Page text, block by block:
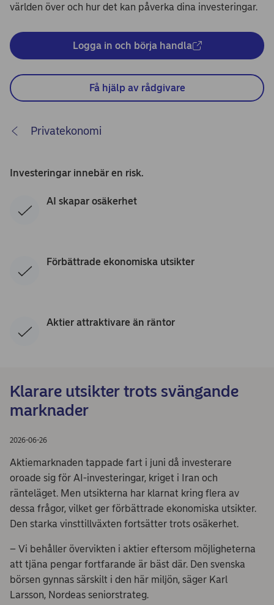
världen över och hur det kan påverka dina investeringar.
Logga in och börja handla
Få hjälp av rådgivare
Privatekonomi
Investeringar innebär en risk.
AI skapar osäkerhet
Förbättrade ekonomiska utsikter
Aktier attraktivare än räntor
Klarare utsikter trots svängande
marknader
2026-06-26
Aktiemarknaden tappade fart i juni då investerare
oroade sig för AI-investeringar, kriget i Iran och
ränteläget. Men utsikterna har klarnat kring flera av
dessa frågor, vilket ger förbättrade ekonomiska utsikter.
Den starka vinsttillväxten fortsätter trots osäkerhet.
– Vi behåller övervikten i aktier eftersom möjligheterna
att tjäna pengar fortfarande är bäst där. Den svenska
börsen gynnas särskilt i den här miljön, säger Karl
Larsson, Nordeas seniorstrateg.